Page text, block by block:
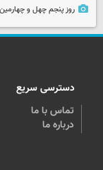
روز پنجم چهل و
دسترسی سریع
تماس با ما
درباره ما